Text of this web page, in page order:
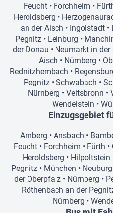
Feucht • Forchheim •
Heroldsberg •
an der Aisch • Ingolstadt•
Pegnitz • Leinburg •
der Donau • Neumarkt in der
Aisch • Nürnberg •
Rednitzhembach •
Pegnitz• Schwabach •
Nürnberg • Veitsbronn •
Wendelstein •
Einzugsgebiet
Amberg • Ansbach •
Feucht • Forchheim • Fürth •
Heroldsberg • Hilpoltstein
Pegnitz• München •
der Oberpfalz• Nürnberg •
Röthenbach an der
Nürnberg •